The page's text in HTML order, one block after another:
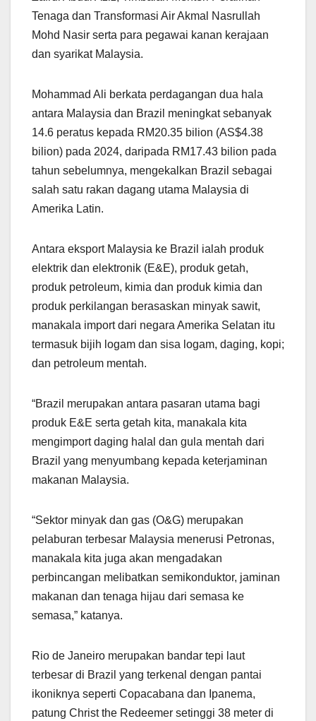
Tenaga dan Transformasi Air Akmal Nasrullah
Mohd Nasir serta para pegawai kanan kerajaan
dan syarikat Malaysia.
Mohammad Ali berkata perdagangan dua hala
antara Malaysia dan Brazil meningkat sebanyak
14.6 peratus kepada RM20.35 bilion (AS$4.38
bilion) pada 2024, daripada RM17.43 bilion pada
tahun sebelumnya, mengekalkan Brazil sebagai
salah satu rakan dagang utama Malaysia di
Amerika Latin.
Antara eksport Malaysia ke Brazil ialah produk
elektrik dan elektronik (E&E), produk getah,
produk petroleum, kimia dan produk kimia dan
produk perkilangan berasaskan minyak sawit,
manakala import dari negara Amerika Selatan itu
termasuk bijih logam dan sisa logam, daging, kopi;
dan petroleum mentah.
“Brazil merupakan antara pasaran utama bagi
produk E&E serta getah kita, manakala kita
mengimport daging halal dan gula mentah dari
Brazil yang menyumbang kepada keterjaminan
makanan Malaysia.
“Sektor minyak dan gas (O&G) merupakan
pelaburan terbesar Malaysia menerusi Petronas,
manakala kita juga akan mengadakan
perbincangan melibatkan semikonduktor, jaminan
makanan dan tenaga hijau dari semasa ke
semasa,” katanya.
Rio de Janeiro merupakan bandar tepi laut
terbesar di Brazil yang terkenal dengan pantai
ikoniknya seperti Copacabana dan Ipanema,
patung Christ the Redeemer setinggi 38 meter di